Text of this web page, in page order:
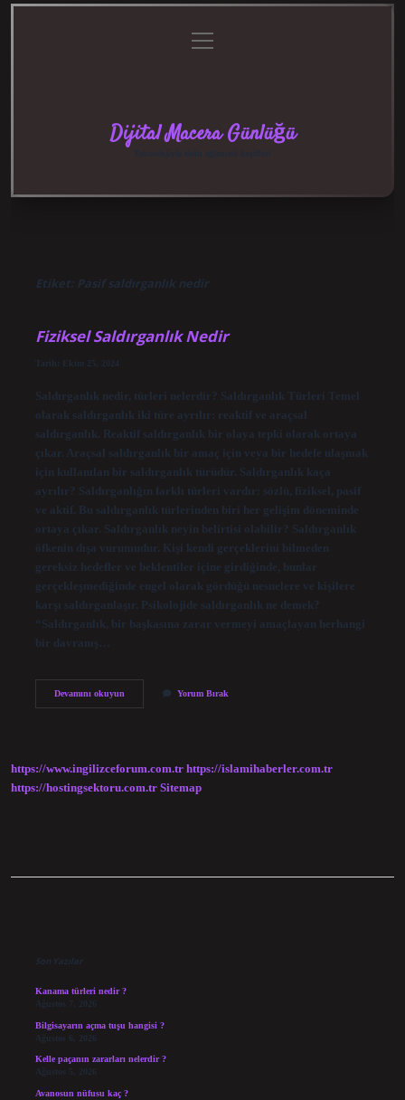
menüyü
aç
Dijital Macera Günlüğü
Etiket: Pasif saldırganlık nedir
Fiziksel Saldırganlık Nedir
Tarih: Ekim 25, 2024
Saldırganlık nedir, türleri nelerdir? Saldırganlık Türleri Temel
olarak saldırganlık iki türe ayrılır: reaktif ve araçsal
saldırganlık. Reaktif saldırganlık bir olaya tepki olarak ortaya
çıkar. Araçsal saldırganlık bir amaç için veya bir hedefe ulaşmak
için kullanılan bir saldırganlık türüdür. Saldırganlık kaça
ayrılır? Saldırganlığın farklı türleri vardır: sözlü, fiziksel, pasif
ve aktif. Bu saldırganlık türlerinden biri her gelişim döneminde
ortaya çıkar. Saldırganlık neyin belirtisi olabilir? Saldırganlık
öfkenin dışa vurumudur. Kişi kendi gerçeklerini bilmeden
gereksiz hedefler ve beklentiler içine girdiğinde, bunlar
gerçekleşmediğinde engel olarak gördüğü nesnelere ve kişilere
karşı saldırganlaşır. Psikolojide saldırganlık ne demek?
“Saldırganlık, bir başkasına zarar vermeyi amaçlayan herhangi
bir davranış…
Devamını okuyunFiziksel
Yorum Bırak
https://www.ingilizceforum.com.tr https://islamihaberler.com.tr
https://hostingsektoru.com.tr Sitemap
Son Yazılar
Kanama türleri nedir ?
Ağustos 7, 2026
Bilgisayarın açma tuşu hangisi ?
Ağustos 6, 2026
Kelle paçanın zararları nelerdir ?
Ağustos 5, 2026
Avanosun nüfusu kaç ?